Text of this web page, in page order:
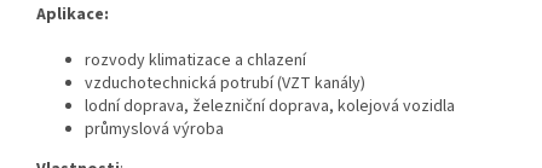
Aplikace:
rozvody klimatizace a chlazení
vzduchotechnická potrubí (VZT kanály)
lodní doprava, železniční doprava, kolejová vozidla
průmyslová výroba